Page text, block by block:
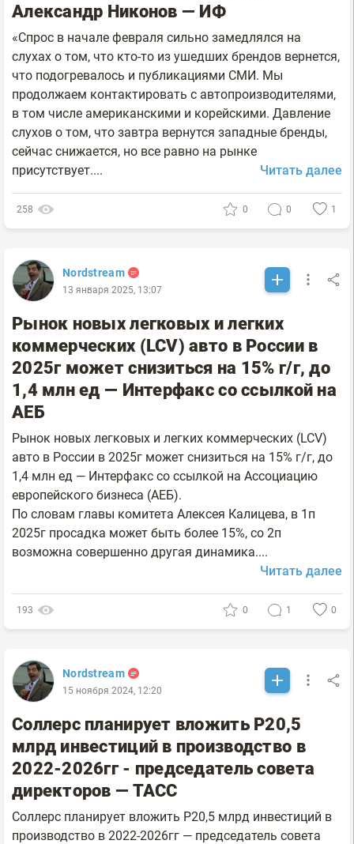
Александр Никонов — ИФ
«Спрос в начале февраля сильно замедлялся на
слухах о том, что кто-то из ушедших брендов вернется,
что подогревалось и публикациями СМИ. Мы
продолжаем контактировать с автопроизводителями,
в том числе американскими и корейскими. Давление
слухов о том, что завтра вернутся западные бренды,
сейчас снижается, но все равно на рынке
присутствует....
Читать далее
258 0 0 1
Nordstream
13 января 2025, 13:07
Рынок новых легковых и легких
коммерческих (LCV) авто в России в
2025г может снизиться на 15% г/г, до
1,4 млн ед — Интерфакс со ссылкой на
АЕБ
Рынок новых легковых и легких коммерческих (LCV)
авто в России в 2025г может снизиться на 15% г/г, до
1,4 млн ед — Интерфакс со ссылкой на Ассоциацию
европейского бизнеса (АЕБ).
По словам главы комитета Алексея Калицева, в 1п
2025г просадка может быть более 15%, со 2п
возможна совершенно другая динамика....
Читать далее
193 0 1 0
Nordstream
15 ноября 2024, 12:20
Соллерс планирует вложить Р20,5
млрд инвестиций в производство в
2022-2026гг - председатель совета
директоров — ТАСС
Соллерс планирует вложить Р20,5 млрд инвестиций в
производство в 2022-2026гг — председатель совета